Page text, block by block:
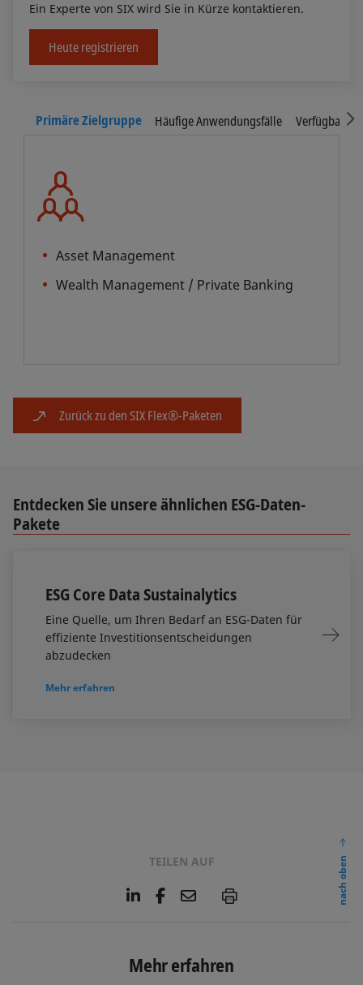
Ein Experte von SIX wird Sie in Kürze kontaktieren.
Heute registrieren
Primäre Zielgruppe Häufige Anwendungsfälle Verfügbare
Asset Management
Wealth Management / Private Banking
Zurück zu den SIX Flex®-Paketen
Entdecken Sie unsere ähnlichen ESG-Daten-
Pakete
ESG Core Data Sustainalytics
Eine Quelle, um Ihren Bedarf an ESG-Daten für
effiziente Investitionsentscheidungen
abzudecken
Mehr erfahren
TEILEN AUF
L
e
d
F
o
E
l
P
nach oben
Mehr erfahren